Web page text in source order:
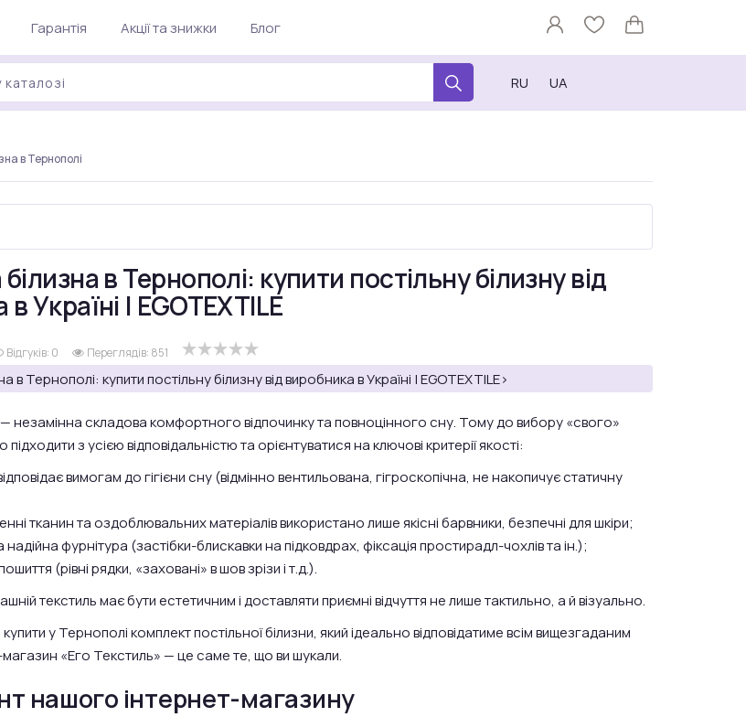
Гарантія Акції та знижки Блог
RU UA
в Тернополі
в Тернополі: купити постільну білизну від
Україні | EGOTEXTILE
Відгуків: 0 Переглядів: 851
— незамінна складова комфортного відпочинку та повноцінного сну. Тому до вибору «свого»
з усією відповідальністю та орієнтуватися на ключові критерії якості:
вимогам до гігієни сну (відмінно вентильована, гігроскопічна, не накопичує статичну
тканин та оздоблювальних матеріалів використано лише якісні барвники, безпечні для шкіри;
надійна фурнітура (застібки-блискавки на підковдрах, фіксація простирадл-чохлів та ін.);
(рівні рядки, «заховані» в шов зрізи і т.д.).
текстиль має бути естетичним і доставляти приємні відчуття не лише тактильно, а й візуально.
у Тернополі комплект постільної білизни, який ідеально відповідатиме всім вищезгаданим
«Его Текстиль» — це саме те, що ви шукали.
нашого інтернет-магазину